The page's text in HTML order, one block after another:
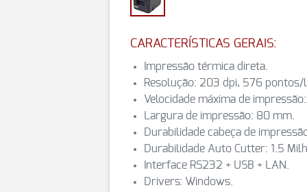
CARACTERÍSTICAS GERAIS:
Impressão térmica direta.
Resolução: 203 dpi, 576 pontos/
Velocidade máxima de
Largura de impressão: 80 mm.
Durabilidade cabeça de
Durabilidade Auto Cutter: 1.5
Interface RS232 + USB + LAN.
Drivers: Windows.